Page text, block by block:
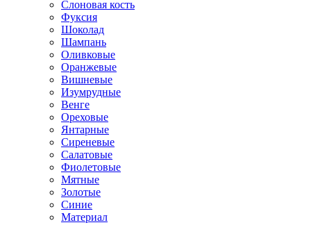
Слоновая кость
Фуксия
Шоколад
Шампань
Оливковые
Оранжевые
Вишневые
Изумрудные
Венге
Ореховые
Янтарные
Сиреневые
Салатовые
Фиолетовые
Мятные
Золотые
Синие
Материал